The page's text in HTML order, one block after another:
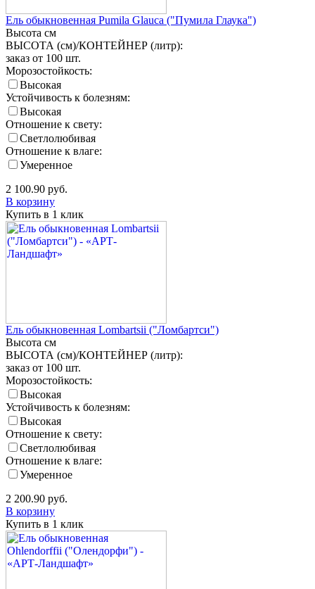
Ель обыкновенная Pumila Glauca ("Пумила Глаука")
Высота см
ВЫСОТА (см)/КОНТЕЙНЕР (литр):
заказ от 100 шт.
Морозостойкость:
Высокая
Устойчивость к болезням:
Высокая
Отношение к свету:
Светлолюбивая
Отношение к влаге:
Умеренное
2 100.90 руб.
В корзину
Купить в 1 клик
Ель обыкновенная Lombartsii ("Ломбартси")
Высота см
ВЫСОТА (см)/КОНТЕЙНЕР (литр):
заказ от 100 шт.
Морозостойкость:
Высокая
Устойчивость к болезням:
Высокая
Отношение к свету:
Светлолюбивая
Отношение к влаге:
Умеренное
2 200.90 руб.
В корзину
Купить в 1 клик